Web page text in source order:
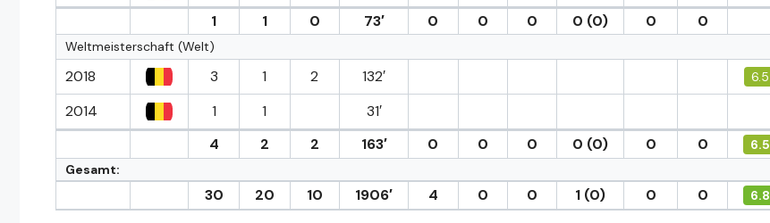
1
1 0 73′ 0 0 0 0 (0) 0 0
Weltmeisterschaft (Welt)
2018 3 1 2 132′ 6.5
2014 1 1
31′
4
2 2 163′ 0 0 0 0 (0) 0 0
6.5
Gesamt:
30 20 10 1906′ 4 0 0 1 (0) 0 0 6.8